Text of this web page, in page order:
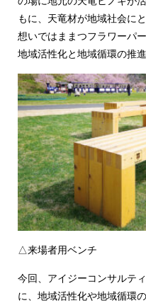
もに、天竜材が地域社会に
想いではままつフラワーパ
地域活性化と地域循環の推
△来場者
今回、アイジーコンサルテ
に、地域活性化や地域循環